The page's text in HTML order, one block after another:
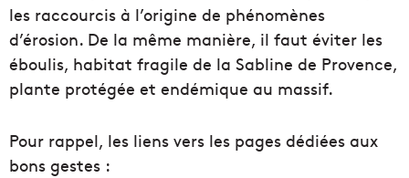
les raccourcis à l’origine de phénomènes
d’érosion. De la même manière, il faut éviter les
éboulis, habitat fragile de la Sabline de Provence,
plante protégée et endémique au massif.
Pour rappel, les liens vers les pages dédiées aux
bons gestes :